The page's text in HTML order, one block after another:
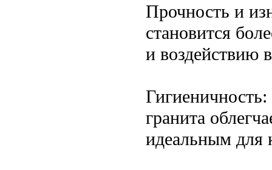
Прочность и
становится
и воздействию
гранита
идеальным для